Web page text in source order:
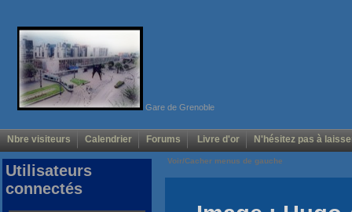
Gare de Grenoble
Nbre visiteurs Calendrier Forums Livre d'or N'hésitez pas à
Voir/Cacher menus de gauche
Utilisateurs
connectés